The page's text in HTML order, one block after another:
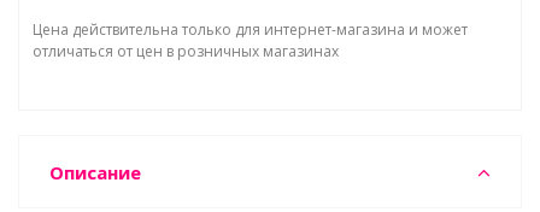
Цена действительна только для интернет-магазина и может
отличаться от цен в розничных магазинах
Описание